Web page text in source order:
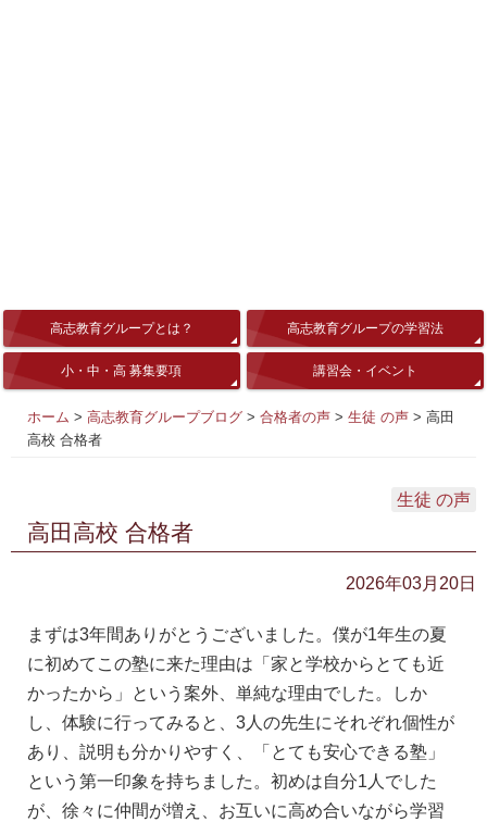
高志教育グループとは？ 高志教育グループの学習法
小・中・高 募集要項 講習会・イベント
ホーム > 高志教育グループブログ > 合格者の声 > 生徒 の声 > 高田
高校 合格者
生徒 の声
高田高校 合格者
2026年03月20日
まずは3年間ありがとうございました。僕が1年生の夏
に初めてこの塾に来た理由は「家と学校からとても近
かったから」という案外、単純な理由でした。しか
し、体験に行ってみると、3人の先生にそれぞれ個性が
あり、説明も分かりやすく、「とても安心できる塾」
という第一印象を持ちました。初めは自分1人でした
が、徐々に仲間が増え、お互いに高め合いながら学習